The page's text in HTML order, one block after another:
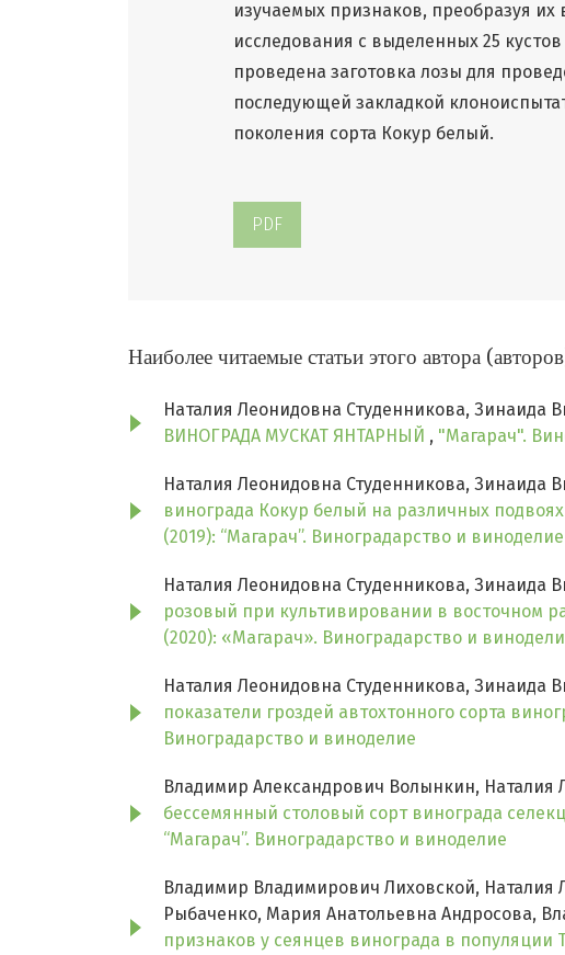
изучаемых признаков, преобразуя
исследования с выделенных 25
проведена заготовка лозы для
последующей закладкой
поколения сорта Кокур белый.
PDF
Наиболее читаемые статьи этого автора
Наталия Леонидовна Студенникова, Зинаида
ВИНОГРАДА МУСКАТ ЯНТАРНЫЙ , "Магарач".
Наталия Леонидовна Студенникова, Зинаида
винограда Кокур белый на различных
(2019): “Магарач”. Виноградарство и виноделие
Наталия Леонидовна Студенникова, Зинаида
розовый при культивировании в восточном
(2020): «Магарач». Виноградарство и
Наталия Леонидовна Студенникова, Зинаида
показатели гроздей автохтонного сорта
Виноградарство и виноделие
Владимир Александрович Волынкин, Наталия
бессемянный столовый сорт винограда
“Магарач”. Виноградарство и виноделие
Владимир Владимирович Лиховской, Наталия
Рыбаченко, Мария Анатольевна Андросова,
признаков у сеянцев винограда в популяции